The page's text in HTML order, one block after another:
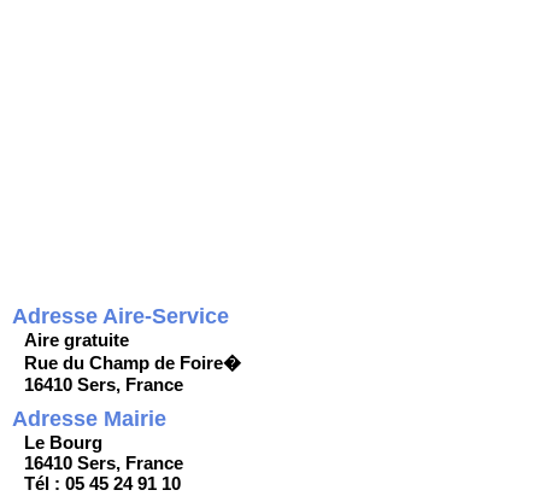
Adresse Aire-Service
Aire gratuite
Rue du Champ de Foire�
16410 Sers, France
Adresse Mairie
Le Bourg
16410 Sers, France
Tél : 05 45 24 91 10